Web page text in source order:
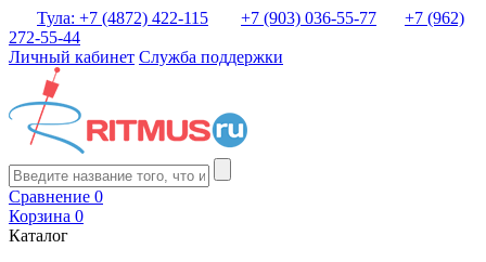
Тула: +7 (4872) 422-115 +7 (903) 036-55-77
+7 (962)
272-55-44
Личный кабинет Служба поддержки
Сравнение 0
Корзина 0
Каталог